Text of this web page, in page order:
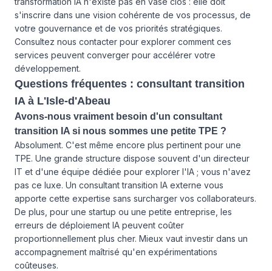
s'inscrire dans une vision cohérente de vos processus, de
votre gouvernance et de vos priorités stratégiques.
Consultez nous contacter pour explorer comment ces
services peuvent converger pour accélérer votre
développement.
Questions fréquentes : consultant transition
IA à L'Isle-d'Abeau
Avons-nous vraiment besoin d'un consultant
transition IA si nous sommes une petite TPE ?
Absolument. C'est même encore plus pertinent pour une
TPE. Une grande structure dispose souvent d'un directeur
IT et d'une équipe dédiée pour explorer l'IA ; vous n'avez
pas ce luxe. Un consultant transition IA externe vous
apporte cette expertise sans surcharger vos collaborateurs.
De plus, pour une startup ou une petite entreprise, les
erreurs de déploiement IA peuvent coûter
proportionnellement plus cher. Mieux vaut investir dans un
accompagnement maîtrisé qu'en expérimentations
coûteuses.